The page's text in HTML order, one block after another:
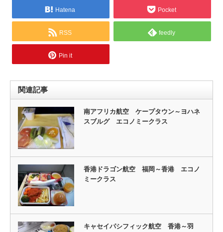
Hatena Pocket
RSS feedly
Pin it
関連記事
南アフリカ航空 ケープタウン～ヨハネ
スブルグ エコノミークラス
香港ドラゴン航空 福岡～香港 エコノ
ミークラス
キャセイパシフィック航空 香港～羽